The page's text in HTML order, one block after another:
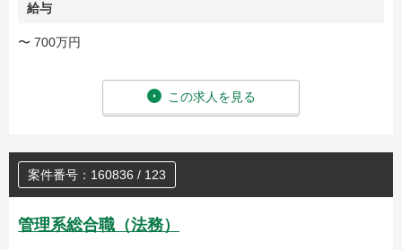
給与
〜 700万円
この求人を見る
案件番号：160836 / 123
管理系総合職（法務）